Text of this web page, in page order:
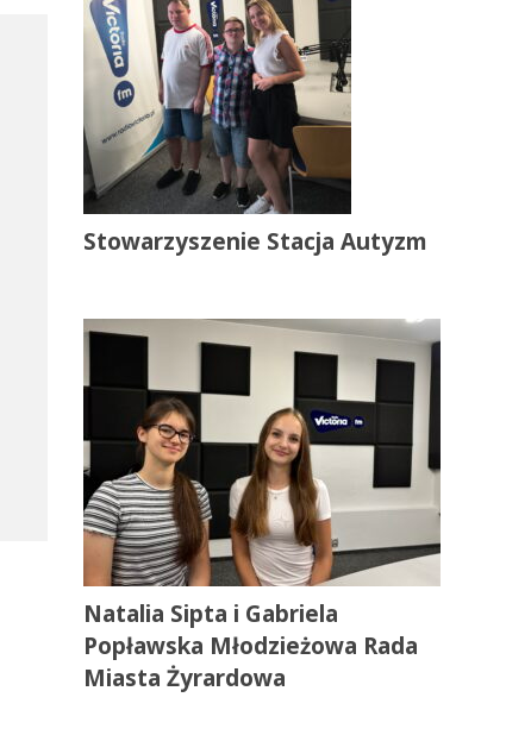
Stowarzyszenie Stacja Autyzm
Natalia Sipta i Gabriela
Popławska Młodzieżowa Rada
Miasta Żyrardowa